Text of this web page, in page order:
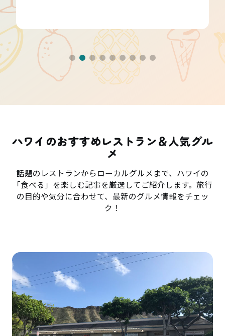
ハワイのおすすめレストラン＆人気グル
メ
話題のレストランからローカルグルメまで、ハワイの
「食べる」を楽しむ記事を厳選してご紹介します。旅行
の目的や気分に合わせて、最新のグルメ情報をチェッ
ク！